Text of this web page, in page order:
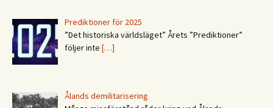
Prediktioner för 2025
”Det historiska världsläget” Årets ”Prediktioner”
följer inte […]
Ålands demilitarisering